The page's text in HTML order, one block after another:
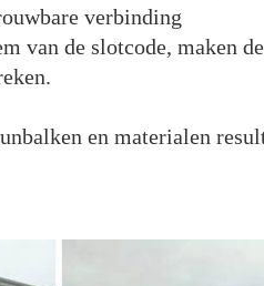
verbinding
van de slotcode, maken
en materialen